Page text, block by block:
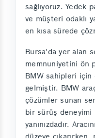
sağlıyoruz. Yedek
ve müşteri odaklı
en kısa sürede
Bursa'da yer alan
memnuniyetini ön
BMW sahipleri
gelmiştir. BMW
çözümler sunan
bir sürüş deneyimi
yanınızdadır.